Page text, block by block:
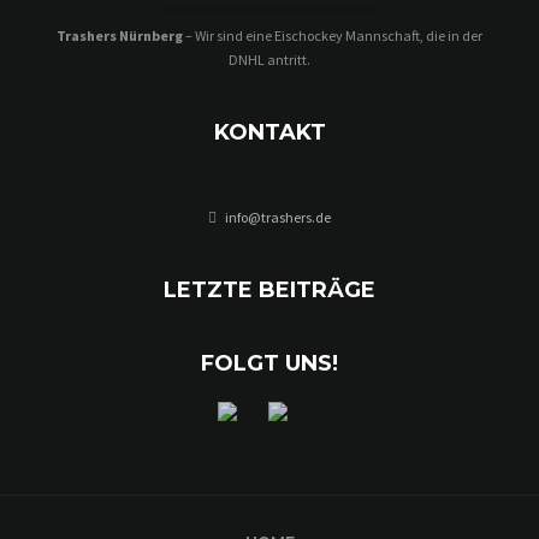
Trashers Nürnberg– Wir sind eine Eischockey Mannschaft, die in der
DNHL antritt.
KONTAKT
info@trashers.de
LETZTE BEITRÄGE
FOLGT UNS!